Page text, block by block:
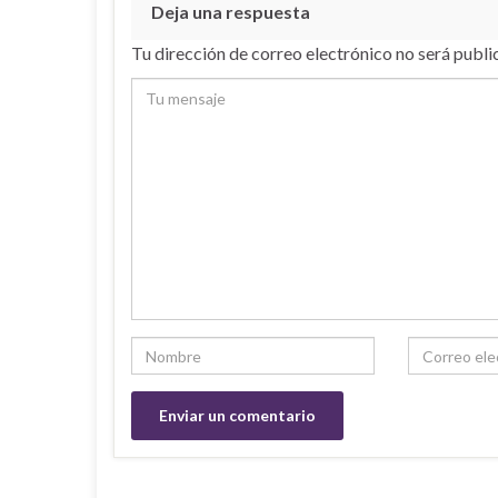
Deja una respuesta
Tu dirección de correo electrónico no será